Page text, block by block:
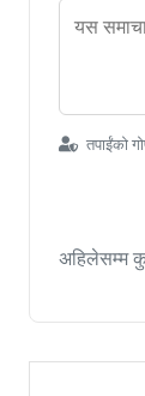
तपाईंको
अहिलेसम्म